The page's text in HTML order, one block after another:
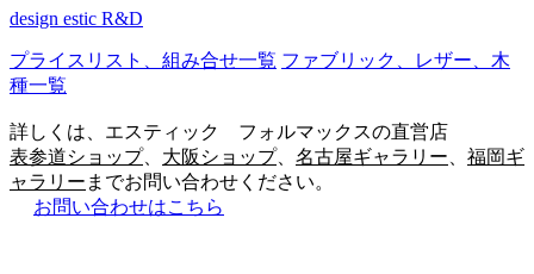
design estic R&D
プライスリスト、組み合せ一覧 ファブリック、レザー、木
種一覧
詳しくは、エスティック フォルマックスの直営店
表参道ショップ、 大阪ショップ、 名古屋ギャラリー
福岡ギ
ャラリー までお問い合わせください。
お問い合わせはこちら